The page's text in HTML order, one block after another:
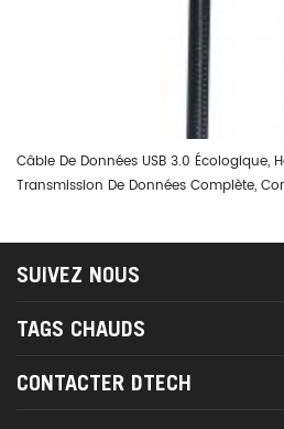
Câble De Données USB 3.0 Écologique,
Transmission De Données Complète,
SUIVEZ NOUS
TAGS CHAUDS
CONTACTER DTECH